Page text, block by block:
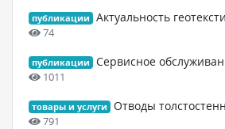
публикации Актуальность
74
публикации Сервисное
1011
товары и услуги Отводы
791